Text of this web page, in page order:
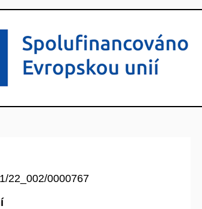
22_002/0000767